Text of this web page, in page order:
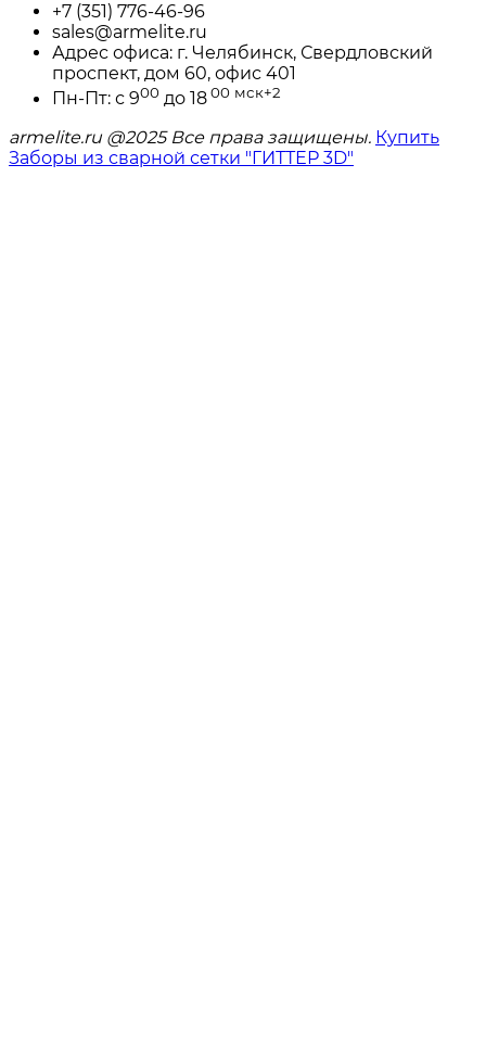
+7 (351) 776-46-96
sales@armelite.ru
Адрес офиса: г. Челябинск, Свердловский
проспект, дом 60, офис 401
Пн-Пт: с 900 до 1800 мск+2
armelite.ru @2025 Все права защищены. Купить
Заборы из сварной сетки "ГИТТЕР 3D"